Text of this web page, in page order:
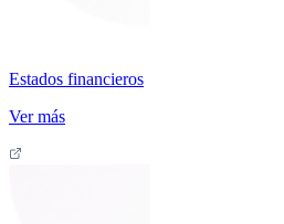
Estados financieros
Ver más